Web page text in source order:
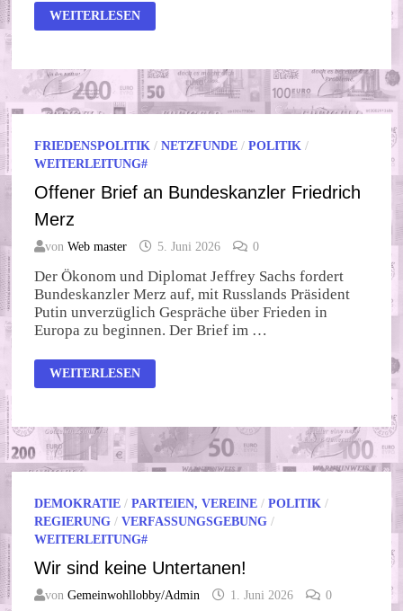
VIEL
BEWEGUNG
WEITERLESEN
FRIEDENSPOLITIK /NETZFUNDE /POLITIK /
WEITERLEITUNG#
Offener Brief an Bundeskanzler Friedrich
Merz
vonWeb master 5. Juni 2026 0
Der Ökonom und Diplomat Jeffrey Sachs fordert
Bundeskanzler Merz auf, mit Russlands Präsident
Putin unverzüglich Gespräche über Frieden in
Europa zu beginnen. Der Brief im …
OFFENER
BRIEF
MERZ
WEITERLESEN
DEMOKRATIE /PARTEIEN, VEREINE /POLITIK /
REGIERUNG /VERFASSUNGSGEBUNG /
WEITERLEITUNG#
Wir sind keine Untertanen!
vonGemeinwohllobby/Admin 1. Juni 2026 0